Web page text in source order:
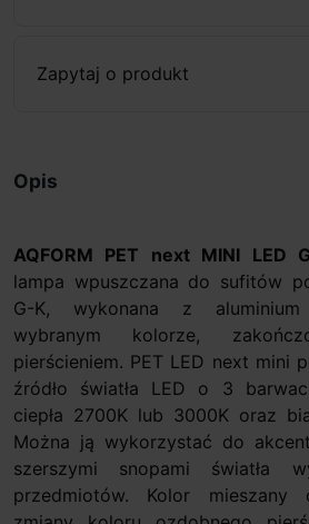
Zapytaj o produkt
Opis
AQFORM PET next MINI LED
lampa wpuszczana do sufitów
G-K, wykonana z
wybranym kolorze,
pierścieniem. PET LED next mini
źródło światła LED o 3
ciepła 2700K lub 3000K oraz
Można ją wykorzystać do
szerszymi snopami światła
przedmiotów. Kolor mieszany